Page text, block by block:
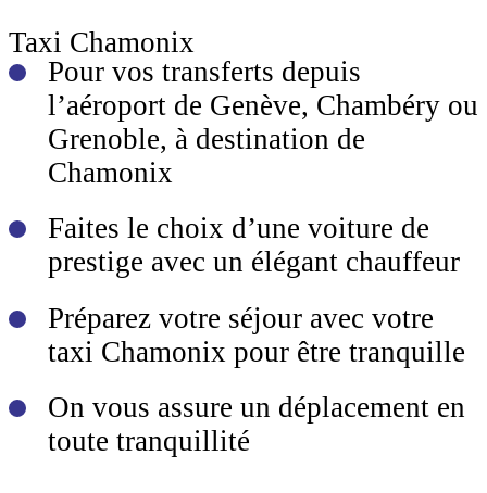
Taxi Chamonix
Pour vos transferts depuis
l’aéroport de Genève, Chambéry ou
Grenoble, à destination de
Chamonix
Faites le choix d’une voiture de
prestige avec un élégant chauffeur
Préparez votre séjour avec votre
taxi Chamonix pour être tranquille
On vous assure un déplacement en
toute tranquillité